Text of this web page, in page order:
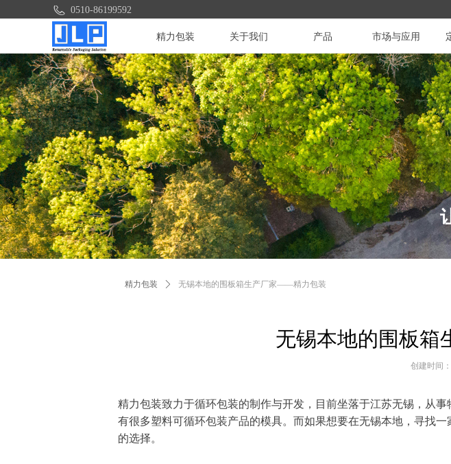
精力包装 关于我们 产品 市场与应用
0510-86199592
无锡本地的围板
精力包装致力于循环包装的制作与开发，目前坐落于江苏无锡，从
有很多塑料可循环包装产品的模具。而如果想要在无锡本地，寻找
的选择。
创建时间：
精力包装 ꄲ 无锡本地的围板箱生产厂家——精力包装